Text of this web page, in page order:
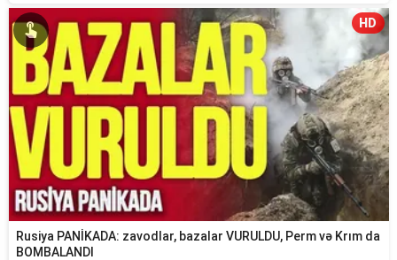
HD
Rusiya PANİKADA: zavodlar, bazalar VURULDU, Perm və Krım da
BOMBALANDI